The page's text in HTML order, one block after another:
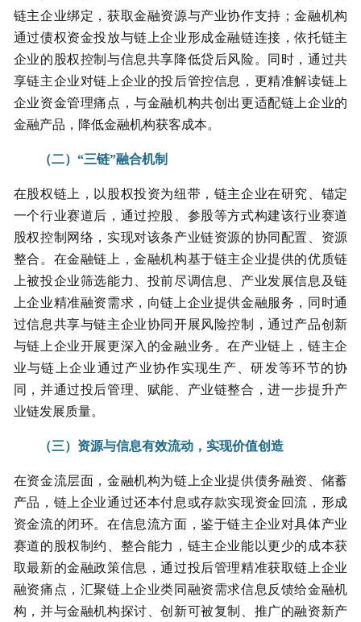
链主企业绑定，获取金融资源与产业协作支持；金融机构
通过债权资金投放与链上企业形成金融链连接，依托链主
企业的股权控制与信息共享降低贷后风险。同时，通过共
享链主企业对链上企业的投后管控信息，更精准解读链上
企业资金管理痛点，与金融机构共创出更适配链上企业的
金融产品，降低金融机构获客成本。
（二）“三链”融合机制
在股权链上，以股权投资为纽带，链主企业在研究、锚定
一个行业赛道后，通过控股、参股等方式构建该行业赛道
股权控制网络，实现对该条产业链资源的协同配置、资源
整合。在金融链上，金融机构基于链主企业提供的优质链
上被投企业筛选能力、投前尽调信息、产业发展信息及链
上企业精准融资需求，向链上企业提供金融服务，同时通
过信息共享与链主企业协同开展风险控制，通过产品创新
与链上企业开展更深入的金融业务。在产业链上，链主企
业与链上企业通过产业协作实现生产、研发等环节的协
同，并通过投后管理、赋能、产业链整合，进一步提升产
业链发展质量。
（三）资源与信息有效流动，实现价值创造
在资金流层面，金融机构为链上企业提供债务融资、储蓄
产品，链上企业通过还本付息或存款实现资金回流，形成
资金流的闭环。在信息流方面，鉴于链主企业对具体产业
赛道的股权制约、整合能力，链主企业能以更少的成本获
取最新的金融政策信息，通过投后管理精准获取链上企业
融资痛点，汇聚链上企业类同融资需求信息反馈给金融机
构，并与金融机构探讨、创新可被复制、推广的融资新产